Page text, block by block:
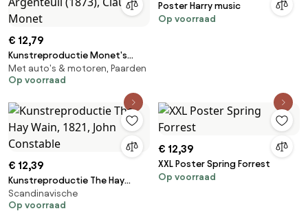
€ 12,79
Kunstreproductie Monet's
garden at Argenteuil (1873),
Claude Monet
Met auto's & motoren, Paarden
Op voorraad
Poster Harry music
Op voorraad
€ 12,39
Kunstreproductie The Hay
Wain, 1821, John Constable
Scandinavische
Op voorraad
€ 12,39
XXL Poster Spring Forrest
Op voorraad